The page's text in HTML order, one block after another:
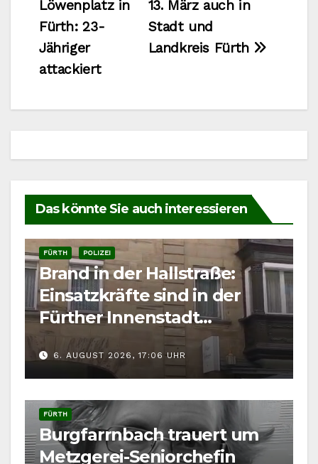
13. März auch in
Stadt und
Landkreis Fürth
Löwenplatz in
Fürth: 23-
Jähriger
attackiert
Das könnte Sie auch interessieren
FÜRTH POLIZEI
Brand in der Hallstraße:
Einsatzkräfte sind in der
Fürther Innenstadt
gefordert
6. AUGUST 2026, 17:06 UHR
FÜRTH
Burgfarrnbach trauert um
Metzgerei-Seniorchefin